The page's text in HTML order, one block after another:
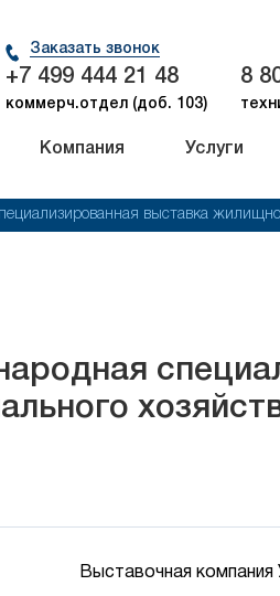
Компания Услуги
Заказать звонок
+7 499 444 21 48
коммерч.отдел (доб. 103)
8
выставка
Выставочная